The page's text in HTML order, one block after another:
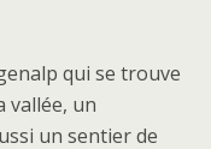
qui se trouve
vallée, un
un sentier de